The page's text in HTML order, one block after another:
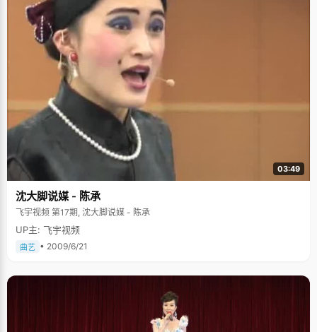
03:49
沈大脚说媒 - 陈承
飞宇视频 第17期, 沈大脚说媒 - 陈承
UP主: 飞宇视频
曲艺 • 2009/6/21